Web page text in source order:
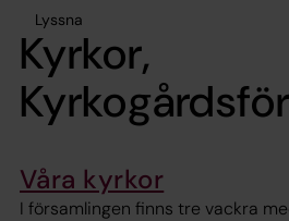
Lyssna
Kyrkor,
Våra kyrkor
I församlingen finns tre vackra